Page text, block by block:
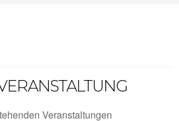
Veranstaltungen